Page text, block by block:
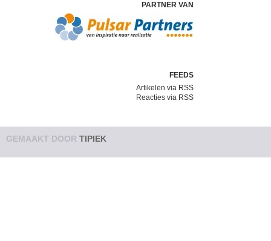
PARTNER VAN
FEEDS
Artikelen via RSS
Reacties via RSS
GEMAAKT DOOR TIPIEK